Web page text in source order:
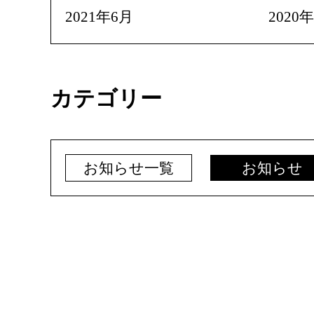
2021年6月
2020
カテゴリー
お知らせ一覧 お知らせ